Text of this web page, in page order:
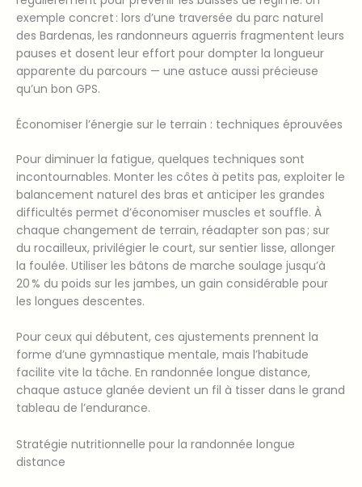
exemple concret : lors d’une traversée du parc naturel
des Bardenas, les randonneurs aguerris fragmentent leurs
pauses et dosent leur effort pour dompter la longueur
apparente du parcours — une astuce aussi précieuse
qu’un bon GPS.
Économiser l’énergie sur le terrain : techniques éprouvées
Pour diminuer la fatigue, quelques techniques sont
incontournables. Monter les côtes à petits pas, exploiter le
balancement naturel des bras et anticiper les grandes
difficultés permet d’économiser muscles et souffle. À
chaque changement de terrain, réadapter son pas ; sur
du rocailleux, privilégier le court, sur sentier lisse, allonger
la foulée. Utiliser les bâtons de marche soulage jusqu’à
20 % du poids sur les jambes, un gain considérable pour
les longues descentes.
Pour ceux qui débutent, ces ajustements prennent la
forme d’une gymnastique mentale, mais l’habitude
facilite vite la tâche. En randonnée longue distance,
chaque astuce glanée devient un fil à tisser dans le grand
tableau de l’endurance.
Stratégie nutritionnelle pour la randonnée longue
distance